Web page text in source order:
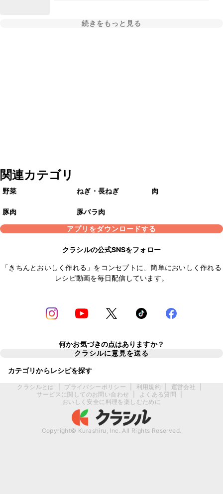
続きをもっと見る
関連カテゴリ
野菜 ねぎ・長ねぎ 肉
豚肉
豚バラ肉
アプリをダウンロードする
クラシルの公式SNSをフォロー
「きちんとおいしく作れる」をコンセプトに、簡単においしく作れる
レシピ動画を毎日配信しています。
何かお気づきの点はありますか？
クラシルに意見を送る
カテゴリからレシピを探す
クラシルとは プライバシーポリシー 利用規約 運営会社
サービスに関してのお問い合わせ
よくある質問
おいしく安全に料理を楽しむために
Copyright© Kurashiru, Inc. All Rights Reserved.